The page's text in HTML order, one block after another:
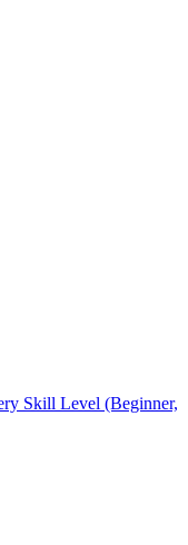
Skill Level (Beginner,